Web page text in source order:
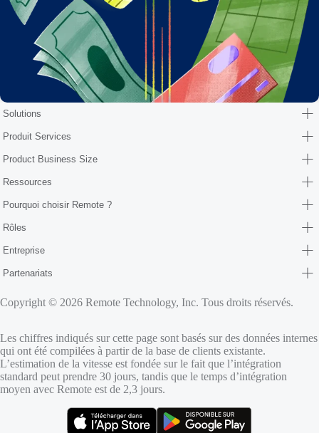
Solutions
Produit Services
Product Business Size
Ressources
Pourquoi choisir Remote ?
Rôles
Entreprise
Partenariats
Copyright © 2026 Remote Technology, Inc. Tous droits réservés.
Les chiffres indiqués sur cette page sont basés sur des données internes
qui ont été compilées à partir de la base de clients existante.
L’estimation de la vitesse est fondée sur le fait que l’intégration
standard peut prendre 30 jours, tandis que le temps d’intégration
moyen avec Remote est de 2,3 jours.